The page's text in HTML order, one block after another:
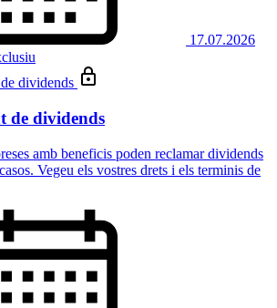
17.07.2026
de dividends
amb beneficis poden reclamar dividends
Vegeu els vostres drets i els terminis de